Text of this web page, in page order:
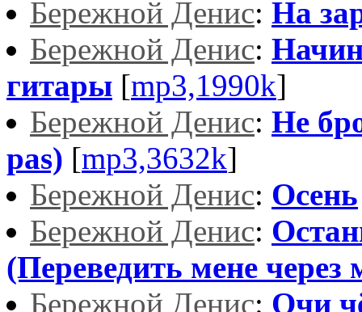
Бережной Денис: На
Бережной Денис:
гитары [mp3,1990k]
Бережной Денис: Не
pas) [mp3,3632k]
Бережной Денис: Осень
Бережной Денис:
(Переведить мене через
Бережной Денис: Очи